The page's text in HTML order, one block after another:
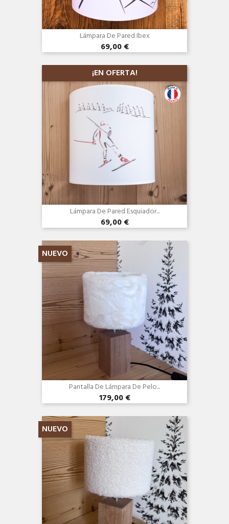
Lámpara De Pared Ibex
69,00 €
Vista rápida
Lámpara De Pared Esquiador...
69,00 €
¡EN OFERTA!
Vista rápida
Pantalla De Lámpara De Pelo...
179,00 €
NUEVO
Vista rápida
NUEVO